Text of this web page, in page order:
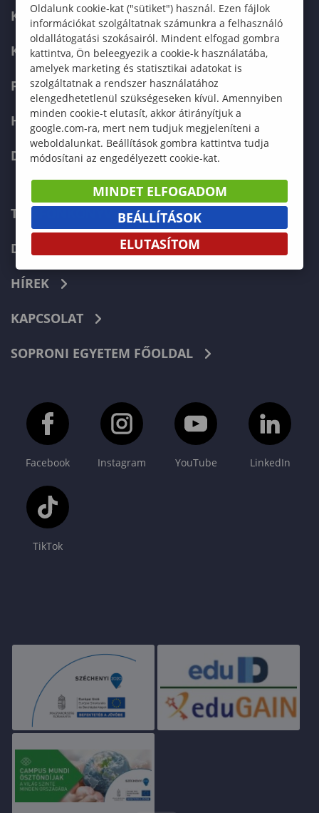
KARUNK
KÉPZÉSEK
FELVÉTELIZŐKNEK
HALLGATÓKNAK
DOKTORI ISKOLA
TELEFONKÖNYV
DOKUMENTUMOK
HÍREK
KAPCSOLAT
SOPRONI EGYETEM FŐOLDAL
Facebook Instagram YouTube LinkedIn
TikTok
Oldalunk cookie-kat ("sütiket") használ. Ezen fájlok
információkat szolgáltatnak számunkra a felhasználó
oldallátogatási szokásairól. Mindent elfogad gombra
kattintva, Ön beleegyezik a cookie-k használatába,
amelyek marketing és statisztikai adatokat is
szolgáltatnak a rendszer használatához
elengedhetetlenül szükségeseken kívül. Amennyiben
minden cookie-t elutasít, akkor átirányítjuk a
google.com-ra, mert nem tudjuk megjeleníteni a
weboldalunkat. Beállítások gombra kattintva tudja
módosítani az engedélyezett cookie-kat.
MINDET ELFOGADOM
BEÁLLÍTÁSOK
ELUTASÍTOM